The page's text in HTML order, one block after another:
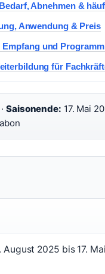
Abnehmen &
Anwendung & Preis
und Programm
für
Saisonende: 17. Mai
2025 bis 17.